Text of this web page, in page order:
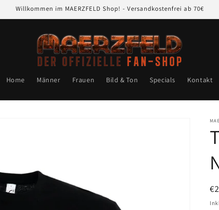
Willkommen im MAERZFELD Shop! - Versandkostenfrei ab 70€
Home Männer Frauen Bild & Ton Specials Kontakt